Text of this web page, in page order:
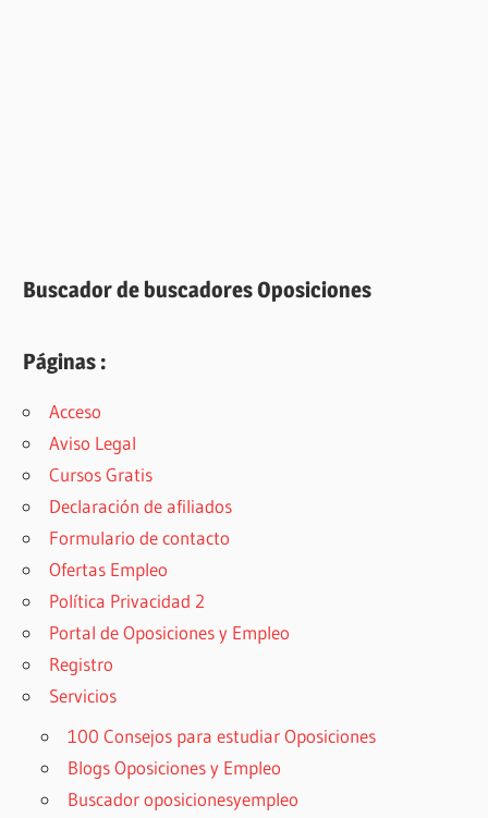
Buscador de buscadores Oposiciones
Páginas :
Acceso
Aviso Legal
Cursos Gratis
Declaración de afiliados
Formulario de contacto
Ofertas Empleo
Política Privacidad 2
Portal de Oposiciones y Empleo
Registro
Servicios
100 Consejos para estudiar Oposiciones
Blogs Oposiciones y Empleo
Buscador oposicionesyempleo